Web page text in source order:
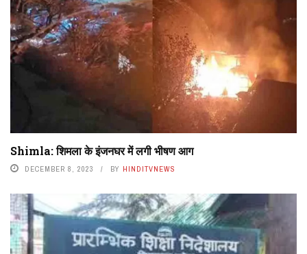
Shimla: शिमला के इंजनघर में लगी भीषण आग
DECEMBER 8, 2023 BY HINDITVNEWS